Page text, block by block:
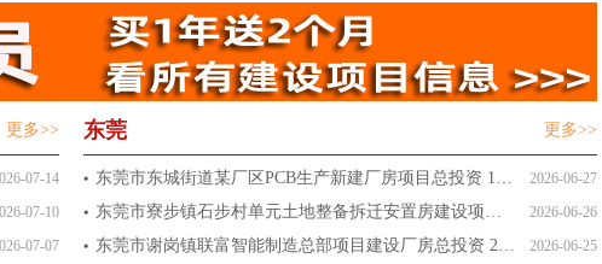
更多>>
07-14
07-10
07-07
更多>>
东莞
2026-06-27
东莞市东城街道某厂区PCB生产新建厂房项目总投资 12054
2026-06-26
东莞市寮步镇石步村单元土地整备拆迁安置房建设项目总投资 11
2026-06-25
东莞市谢岗镇联富智能制造总部项目建设厂房总投资 25000万